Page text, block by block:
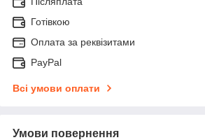
Готівкою
Оплата за реквізитами
PayPal
Всі умови оплати
Умови повернення